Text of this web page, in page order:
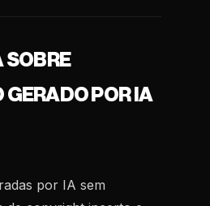
SOBRE
GERADO POR IA
por IA sem